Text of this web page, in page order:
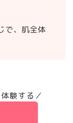
で、肌全体
験する／